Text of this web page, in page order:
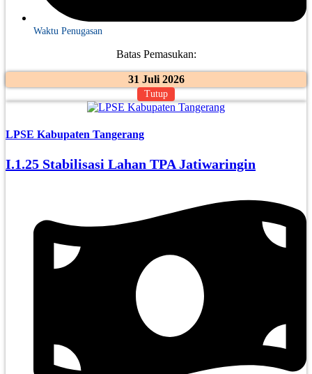
Waktu Penugasan
Batas Pemasukan:
31 Juli 2026
Tutup
LPSE Kabupaten Tangerang
I.1.25 Stabilisasi Lahan TPA Jatiwaringin